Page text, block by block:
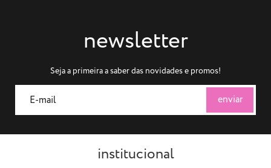
newsletter
Seja a primeira a saber das novidades e promos!
institucional